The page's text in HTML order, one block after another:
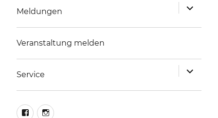
Meldungen
anzeigen
Veranstaltung melden
Service
anzeigen
facebookinstagram